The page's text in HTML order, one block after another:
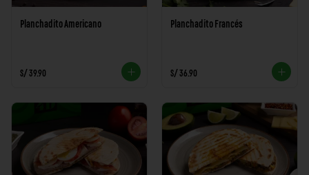
Planchadito Americano
S/ 39.90
Planchadito Francés
S/ 36.90